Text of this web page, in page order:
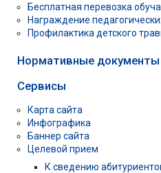
Бесплатная перевозка
Награждение
Профилактика детского
Нормативные документы
Сервисы
Карта сайта
Инфографика
Баннер сайта
Целевой прием
К сведению